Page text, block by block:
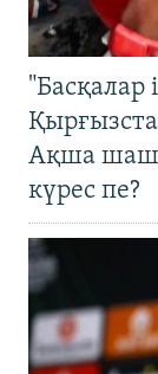
"Басқалар
Ақша
күрес пе?